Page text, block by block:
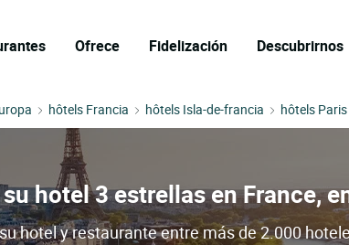
Ofrece Fidelización Descubrirnos
hôtels Francia hôtels Isla-de-francia hôtels Paris
hotel 3 estrellas en France,
hotel y restaurante entre más de 2.000